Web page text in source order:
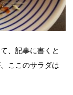
、記事に書くと
ここのサラダは